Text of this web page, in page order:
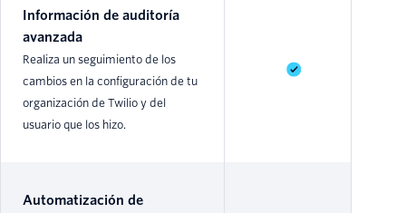
Información de auditoría
avanzada
Realiza un seguimiento de los
cambios en la configuración de tu
organización de Twilio y del
usuario que los hizo.
Automatización de